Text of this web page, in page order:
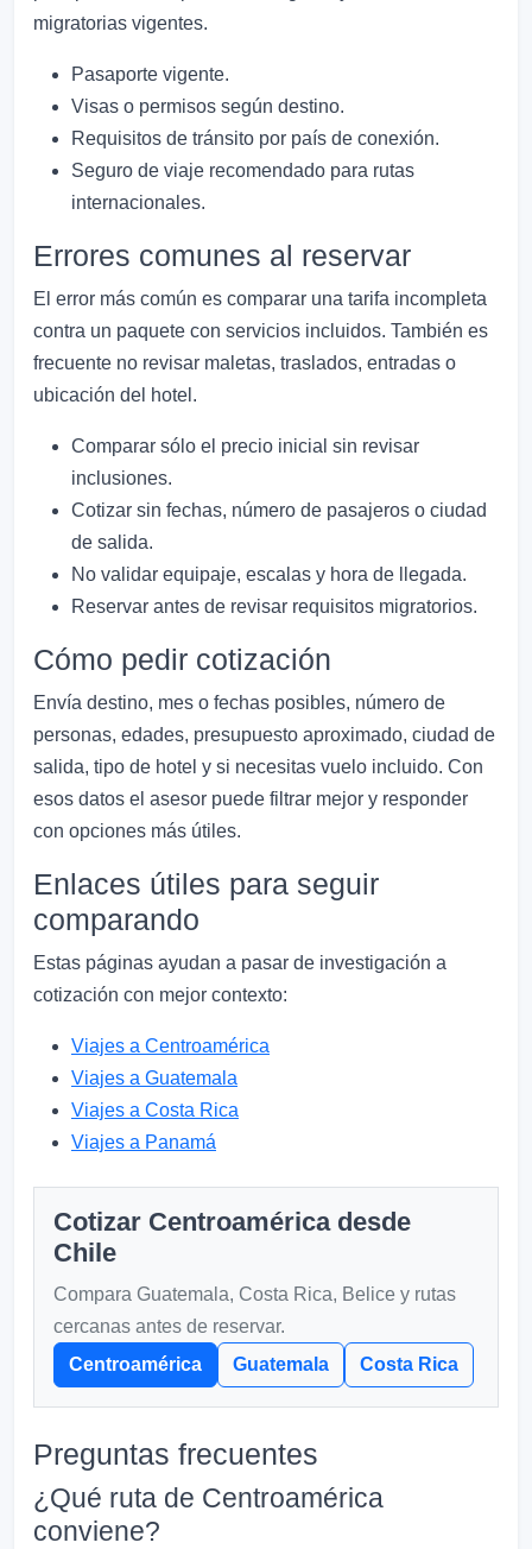
migratorias vigentes.
Pasaporte vigente.
Visas o permisos según destino.
Requisitos de tránsito por país de conexión.
Seguro de viaje recomendado para rutas
internacionales.
Errores comunes al reservar
El error más común es comparar una tarifa incompleta
contra un paquete con servicios incluidos. También es
frecuente no revisar maletas, traslados, entradas o
ubicación del hotel.
Comparar sólo el precio inicial sin revisar
inclusiones.
Cotizar sin fechas, número de pasajeros o ciudad
de salida.
No validar equipaje, escalas y hora de llegada.
Reservar antes de revisar requisitos migratorios.
Cómo pedir cotización
Envía destino, mes o fechas posibles, número de
personas, edades, presupuesto aproximado, ciudad de
salida, tipo de hotel y si necesitas vuelo incluido. Con
esos datos el asesor puede filtrar mejor y responder
con opciones más útiles.
Enlaces útiles para seguir
comparando
Estas páginas ayudan a pasar de investigación a
cotización con mejor contexto:
Viajes a Centroamérica
Viajes a Guatemala
Viajes a Costa Rica
Viajes a Panamá
Cotizar Centroamérica desde
Chile
Compara Guatemala, Costa Rica, Belice y rutas
cercanas antes de reservar.
Centroamérica
Guatemala Costa Rica
Preguntas frecuentes
¿Qué ruta de Centroamérica
conviene?